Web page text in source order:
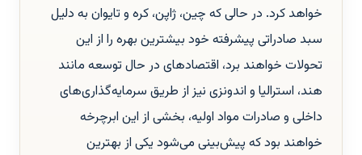
خواهد کرد. در حالی که چین، ژاپن، کره و تایوان به دلیل
سبد صادراتی پیشرفته خود بیشترین بهره را از این
تحولات خواهند برد، اقتصادهای در حال توسعه مانند
هند، استرالیا و اندونزی نیز از طریق سرمایه‌گذاری‌های
داخلی و صادرات مواد اولیه، بخشی از این ابرچرخه
خواهند بود که پیش‌بینی می‌شود یکی از بهترین